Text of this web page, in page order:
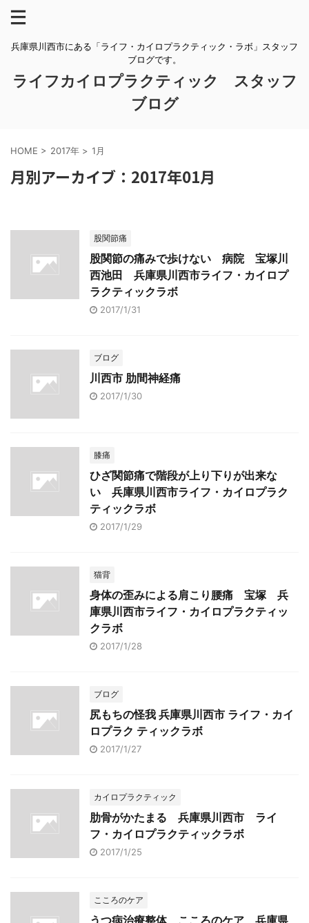
兵庫県川西市にある「ライフ・カイロプラクティック・ラボ」スタッフ
ブログです。
ライフカイロプラクティック スタッフ
ブログ
HOME > 2017年 > 1月
月別アーカイブ：2017年01月
股関節痛
股関節の痛みで歩けない 病院 宝塚川
西池田 兵庫県川西市ライフ・カイロプ
ラクティックラボ
2017/1/31
ブログ
川西市 肋間神経痛
2017/1/30
膝痛
ひざ関節痛で階段が上り下りが出来な
い 兵庫県川西市ライフ・カイロプラク
ティックラボ
2017/1/29
猫背
身体の歪みによる肩こり腰痛 宝塚 兵
庫県川西市ライフ・カイロプラクティッ
クラボ
2017/1/28
ブログ
尻もちの怪我 兵庫県川西市 ライフ・カイ
ロプラク ティックラボ
2017/1/27
カイロプラクティック
肋骨がかたまる 兵庫県川西市 ライ
フ・カイロプラクティックラボ
2017/1/25
こころのケア
うつ病治療整体 こころのケア 兵庫県